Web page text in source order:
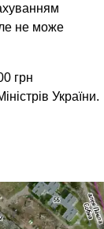
не може
грн
України.